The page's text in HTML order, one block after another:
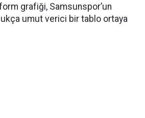
grafiği, Samsunspor’un
umut verici bir tablo ortaya